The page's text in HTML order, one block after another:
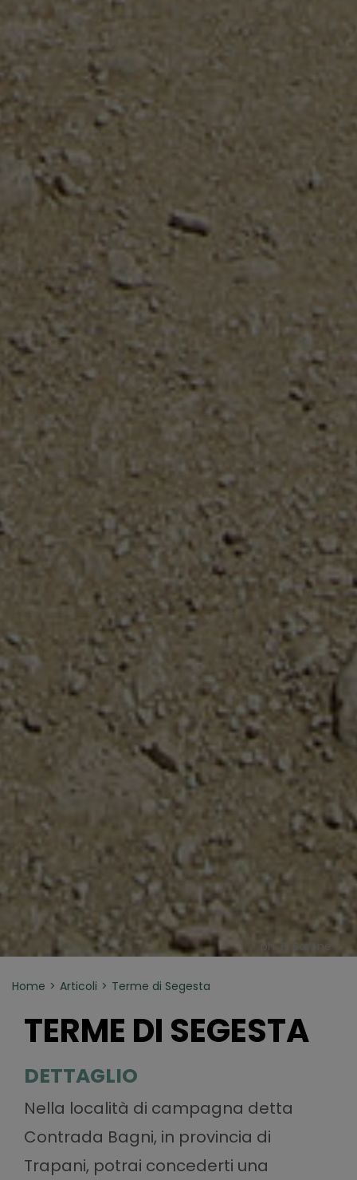
ph. P. Barone
Home Articoli Terme di Segesta
TERME DI SEGESTA
DETTAGLIO
Nella località di campagna detta
Contrada Bagni, in provincia di
Trapani, potrai concederti una